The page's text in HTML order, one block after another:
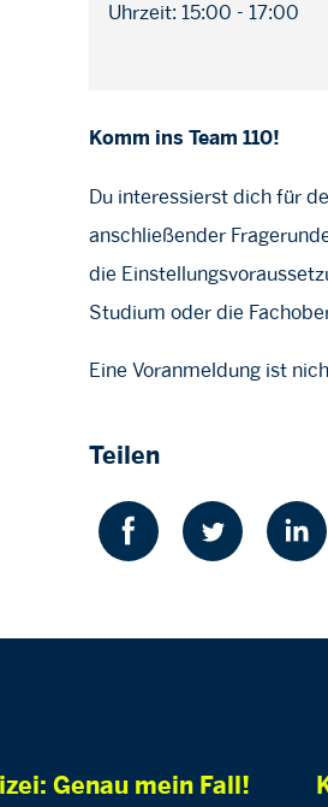
Uhrzeit: 15:00 - 17:00
Komm ins Team 110!
Du interessierst dich für
anschließender
die
Studium oder die
Eine Voranmeldung ist
Teilen
Genau mein Fall!